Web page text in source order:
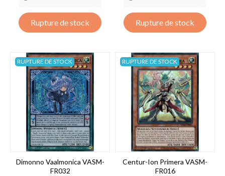
Rupture de stock Rupture de stock
Dimonno Vaalmonica VASM-
FR032
RUPTURE DE STOCK
Centur-Ion Primera VASM-
FR016
RUPTURE DE STOCK